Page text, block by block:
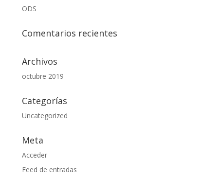
ODS
Comentarios recientes
Archivos
octubre 2019
Categorías
Uncategorized
Meta
Acceder
Feed de entradas